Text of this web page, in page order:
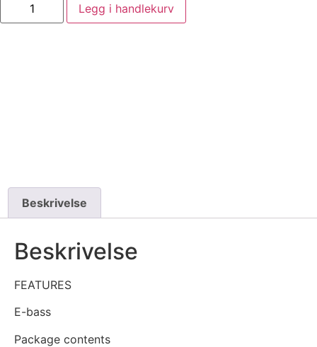
Legg i handlekurv
Beskrivelse
Beskrivelse
FEATURES
E-bass
Package contents